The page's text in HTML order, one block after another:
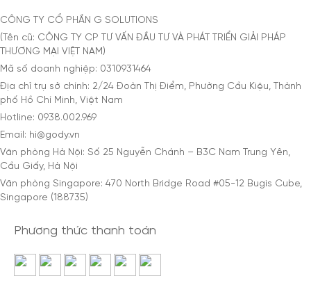
CÔNG TY CỔ PHẦN G SOLUTIONS
(Tên cũ: CÔNG TY CP TƯ VẤN ĐẦU TƯ VÀ PHÁT TRIỂN GIẢI PHÁP
THƯƠNG MẠI VIỆT NAM)
Mã số doanh nghiệp: 0310931464
Địa chỉ trụ sở chính: 2/24 Đoàn Thị Điểm, Phường Cầu Kiệu, Thành
phố Hồ Chí Minh, Việt Nam
Hotline: 0938.002.969
Email: hi@gody.vn
Văn phòng Hà Nội: Số 25 Nguyễn Chánh – B3C Nam Trung Yên,
Cầu Giấy, Hà Nội
Văn phòng Singapore: 470 North Bridge Road #05-12 Bugis Cube,
Singapore (188735)
Phương thức thanh toán